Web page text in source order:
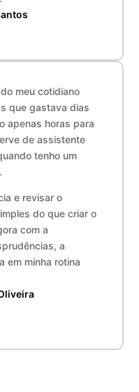
meu cotidiano
que gastava dias
apenas horas para
de assistente
tenho um
e revisar o
do que criar o
com a
a
em minha rotina